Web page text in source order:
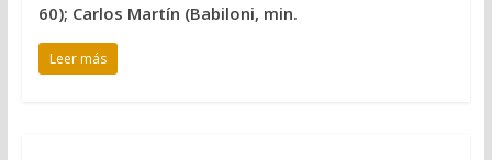
60); Carlos Martín (Babiloni, min.
Leer más